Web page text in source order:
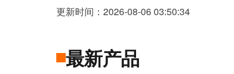
更新时间：2026-08-06 03:50:34
最新产品